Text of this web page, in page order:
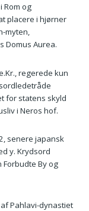
Rom og
placere i hjørner
myten,
Domus Aurea.
regerede kun
for statens skyld
i Neros hof.
senere japansk
y. Krydsord
By og
Pahlavi-dynastiet